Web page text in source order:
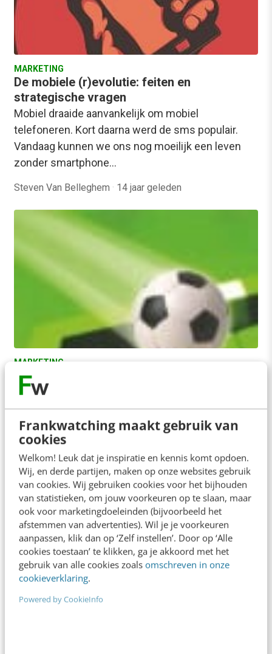
Frankwatching maakt gebruik van
cookies
Welkom! Leuk dat je inspiratie en kennis komt opdoen.
Wij, en derde partijen, maken op onze websites gebruik
van cookies. Wij gebruiken cookies voor het bijhouden
van statistieken, om jouw voorkeuren op te slaan, maar
ook voor marketingdoeleinden (bijvoorbeeld het
afstemmen van advertenties). Wil je je voorkeuren
aanpassen, klik dan op ‘Zelf instellen’. Door op ‘Alle
cookies toestaan’ te klikken, ga je akkoord met het
gebruik van alle cookies zoals omschreven in onze
cookieverklaring.
Powered by CookieInfo
MARKETING
De mobiele (r)evolutie: feiten en
strategische vragen
Mobiel draaide aanvankelijk om mobiel
telefoneren. Kort daarna werd de sms populair.
Vandaag kunnen we ons nog moeilijk een leven
zonder smartphone…
Steven Van Belleghem · 14 jaar geleden
MARKETING
Gamification: marketingkans tijdens EK
Een jaar geleden las ik er veel over, het fenomeen
gamification was ‘hot’. Nu hoor je er weinig over, of
het wordt…